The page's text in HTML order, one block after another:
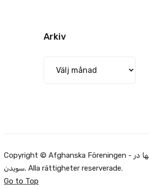
Arkiv
Copyright © Afghanska Föreningen - انجمن افغانها در
سویدن. Alla rättigheter reserverade.
Go to Top